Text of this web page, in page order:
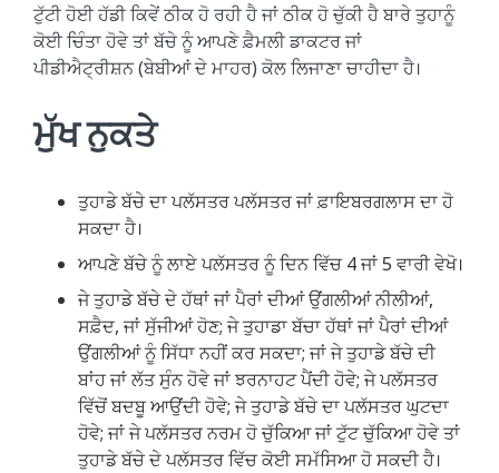
ਟੁੱਟੀ ਹੋਈ ਹੱਡੀ ਕਿਵੇਂ ਠੀਕ ਹੋ ਰਹੀ ਹੈ ਜਾਂ ਠੀਕ ਹੋ ਚੁੱਕੀ ਹੈ ਬਾਰੇ ਤੁਹਾਨੂੰ
ਕੋਈ ਚਿੰਤਾ ਹੋਵੇ ਤਾਂ ਬੱਚੇ ਨੂੰ ਆਪਣੇ ਫ਼ੈਮਲੀ ਡਾਕਟਰ ਜਾਂ
ਪੀਡੀਐਟ੍ਰੀਸ਼ਨ (ਬੇਬੀਆਂ ਦੇ ਮਾਹਰ) ਕੋਲ ਲਿਜਾਣਾ ਚਾਹੀਦਾ ਹੈ।
ਮੁੱਖ ਨੁਕਤੇ
ਤੁਹਾਡੇ ਬੱਚੇ ਦਾ ਪਲੱਸਤਰ ਪਲੱਸਤਰ ਜਾਂ ਫ਼ਾਇਬਰਗਲਾਸ ਦਾ ਹੋ
ਸਕਦਾ ਹੈ।
ਆਪਣੇ ਬੱਚੇ ਨੂੰ ਲਾਏ ਪਲੱਸਤਰ ਨੂੰ ਦਿਨ ਵਿੱਚ 4 ਜਾਂ 5 ਵਾਰੀ ਵੇਖੋ।
ਜੇ ਤੁਹਾਡੇ ਬੱਚੇ ਦੇ ਹੱਥਾਂ ਜਾਂ ਪੈਰਾਂ ਦੀਆਂ ਉਂਗਲੀਆਂ ਨੀਲੀਆਂ,
ਸਫ਼ੈਦ, ਜਾਂ ਸੁੱਜੀਆਂ ਹੋਣ; ਜੇ ਤੁਹਾਡਾ ਬੱਚਾ ਹੱਥਾਂ ਜਾਂ ਪੈਰਾਂ ਦੀਆਂ
ਉਂਗਲੀਆਂ ਨੂੰ ਸਿੱਧਾ ਨਹੀਂ ਕਰ ਸਕਦਾ; ਜਾਂ ਜੇ ਤੁਹਾਡੇ ਬੱਚੇ ਦੀ
ਬਾਂਹ ਜਾਂ ਲੱਤ ਸੁੰਨ ਹੋਵੇ ਜਾਂ ਝਰਨਾਹਟ ਪੈਂਦੀ ਹੋਵੇ; ਜੇ ਪਲੱਸਤਰ
ਵਿੱਚੋਂ ਬਦਬੂ ਆਉਂਦੀ ਹੋਵੇ; ਜੇ ਤੁਹਾਡੇ ਬੱਚੇ ਦਾ ਪਲੱਸਤਰ ਘੁਟਦਾ
ਹੋਵੇ; ਜਾਂ ਜੇ ਪਲੱਸਤਰ ਨਰਮ ਹੋ ਚੁੱਕਿਆ ਜਾਂ ਟੁੱਟ ਚੁੱਕਿਆ ਹੋਵੇ ਤਾਂ
ਤੁਹਾਡੇ ਬੱਚੇ ਦੇ ਪਲੱਸਤਰ ਵਿੱਚ ਕੋਈ ਸਮੱਸਿਆ ਹੋ ਸਕਦੀ ਹੈ।